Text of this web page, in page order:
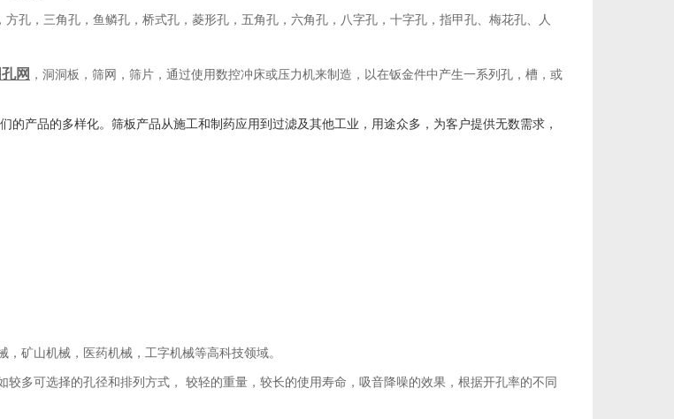
方孔，三角孔，鱼鳞孔，桥式孔，菱形孔，五角孔，六角孔，八字孔，十字孔，指甲孔、梅花孔、人
孔网 ，洞洞板，筛网，筛片，通过使用数控冲床或压力机来制造，以在钣金件中产生一系列孔，槽，或
的产品的多样化。筛板产品从施工和制药应用到过滤及其他工业，用途众多，为客户提供无数需求，
矿山机械，医药机械，工字机械等高科技领域。
较多可选择的孔径和排列方式， 较轻的重量，较长的使用寿命，吸音降噪的效果，根据开孔率的不同